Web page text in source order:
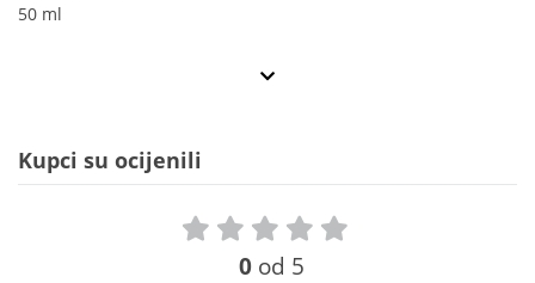
50 ml
Kupci su ocijenili
0 od 5